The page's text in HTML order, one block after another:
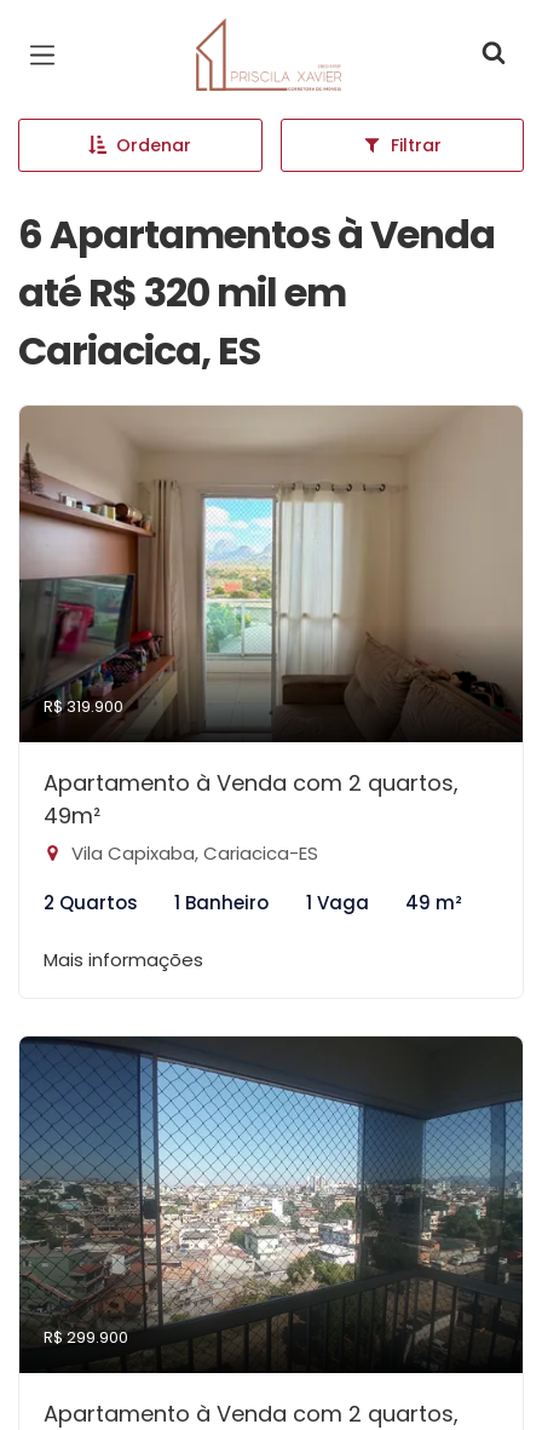
Página inicial
Ordenar Filtrar
6 Apartamentos à Venda
até R$ 320 mil em
Cariacica, ES
R$ 319.900
Apartamento à Venda com 2 quartos,
49m²
Vila Capixaba, Cariacica-ES
2 Quartos
1 Banheiro 1 Vaga 49 m²
Mais informações
R$ 299.900
Apartamento à Venda com 2 quartos,